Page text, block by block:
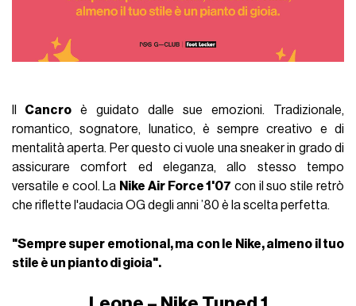
Cancro è guidato dalle sue emozioni. Tradizionale,
romantico, sognatore, lunatico, è sempre creativo e di
mentalità aperta. Per questo ci vuole una sneaker in grado di
assicurare comfort ed eleganza, allo stesso tempo
versatile e cool. La Nike Air Force 1'07 con il suo stile retrò
che riflette l'audacia OG degli anni ’80 è la scelta perfetta.
"Sempre super emotional, ma con le Nike, almeno il tuo
stile è un pianto di gioia".